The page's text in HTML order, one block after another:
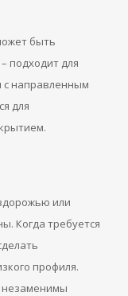
быть
подходит для
с направленным
для
или
Когда требуется
профиля.
незаменимы